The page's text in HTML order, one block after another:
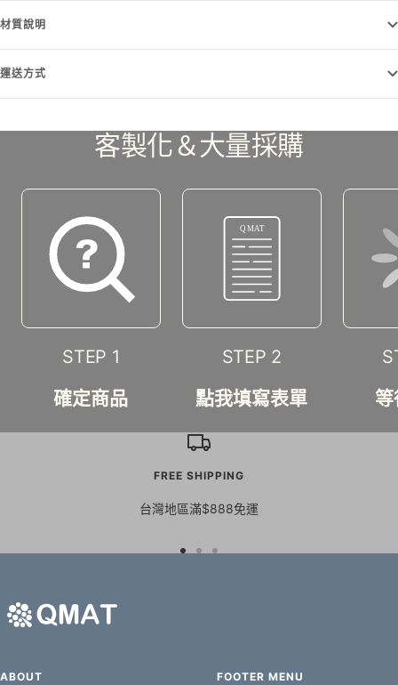
材質說明
運送方式
客製化＆大量採購
STEP 1
確定商品
STEP 2
點我填寫表單
FREE SHIPPING
台灣地區滿$888免運
ABOUT FOOTER MENU